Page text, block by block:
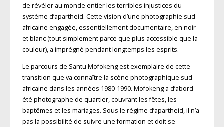
de révéler au monde entier les terribles injustices du
système d’apartheid. Cette vision d’une photographie sud-
africaine engagée, essentiellement documentaire, en noir
et blanc (tout simplement parce que plus accessible que la
couleur), a imprégné pendant longtemps les esprits.
Le parcours de Santu Mofokeng est exemplaire de cette
transition que va connaître la scène photographique sud-
africaine dans les années 1980-1990. Mofokeng a d’abord
été photographe de quartier, couvrant les fêtes, les
baptêmes et les mariages. Sous le régime d’apartheid, il n’a
pas la possibilité de suivre une formation et doit se